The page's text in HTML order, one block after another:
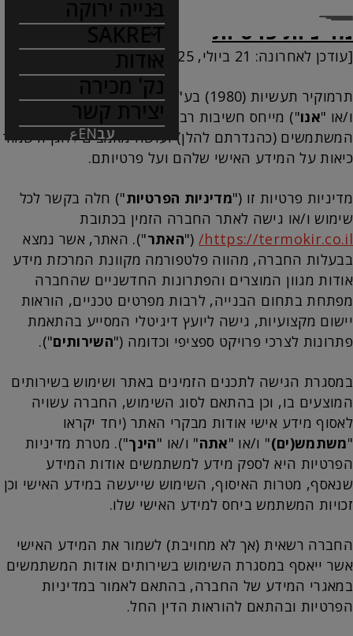
בנייה ירוקה
SAKRET
אודות
נק' מכירה
יצירת קשר
עבENع
מדיניות פרטיות
[עודכן לאחרונה: 21 ביולי, 2025]
תרמוקיר תעשיות (1980) בע"מ (" החברה" ו/או "אנחנו"
ו/או "אנו") מייחס חשיבות רבה לשמירה על פרטיות
המשתמשים (כהגדרתם להלן) ועושה מאמצים להגן ולשמור
כיאות על המידע האישי שלהם ועל פרטיותם.
מדיניות פרטיות זו ("מדיניות הפרטיות") חלה בקשר לכל
שימוש ו/או גישה לאתר החברה הזמין בכתובת
https://termokir.co.il/
("האתר"). האתר, אשר נמצא
בבעלות החברה, מהווה פלטפורמה מקוונת המרכזת מידע
אודות מגוון המוצרים והפתרונות החדשניים שהחברה
מפתחת בתחום הבנייה, לרבות מפרטים טכניים, הוראות
יישום מקצועיות, גישה ליועץ דיגיטלי המסייע בהתאמת
פתרונות לצרכי פרויקט ספציפי וכדומה ("השירותים").
במסגרת הגישה לתכנים הזמינים באתר ושימוש בשירותים
המוצעים בו, וכן בהתאם לסוג השימוש, החברה עשויה
לאסוף מידע אישי אודות מבקרי האתר (יחד יקראו
"משתמש(ים)" ו/או "אתה" ו/או "הינך"). מטרת מדיניות
הפרטיות היא לספק מידע למשתמשים אודות המידע
שנאסף, מטרות האיסוף, השימוש שייעשה במידע האישי וכן
זכויות המשתמש ביחס למידע האישי שלו.
החברה רשאית (אך לא מחויבת) לשמור את המידע האישי
אשר ייאסף במסגרת השימוש בשירותים אודות המשתמשים
במאגרי המידע של החברה, בהתאם לאמור במדיניות
הפרטיות ובהתאם להוראות הדין החל.